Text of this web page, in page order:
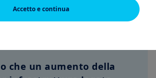
e l'utilizzo delle pagine del sito
presente sito web - inclusi i dati, le
le immagini, i grafici, il design, i nomi e
dominio - sono di proprietà di Amundi SGR
Accetto e continua
che un aumento della